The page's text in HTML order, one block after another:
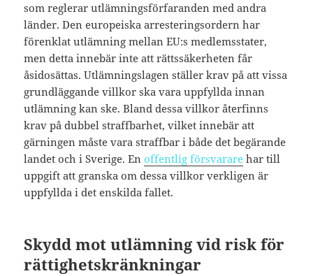
som reglerar utlämningsförfaranden med andra
länder. Den europeiska arresteringsordern har
förenklat utlämning mellan EU:s medlemsstater,
men detta innebär inte att rättssäkerheten får
åsidosättas. Utlämningslagen ställer krav på att vissa
grundläggande villkor ska vara uppfyllda innan
utlämning kan ske. Bland dessa villkor återfinns
krav på dubbel straffbarhet, vilket innebär att
gärningen måste vara straffbar i både det begärande
landet och i Sverige. Enoffentlig försvarare har till
uppgift att granska om dessa villkor verkligen är
uppfyllda i det enskilda fallet.
Skydd mot utlämning vid risk för
rättighetskränkningar